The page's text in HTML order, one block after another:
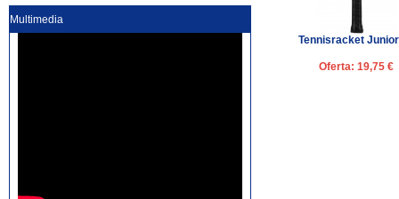
Tennisracket
Oferta: 19,75 €
Multimedia